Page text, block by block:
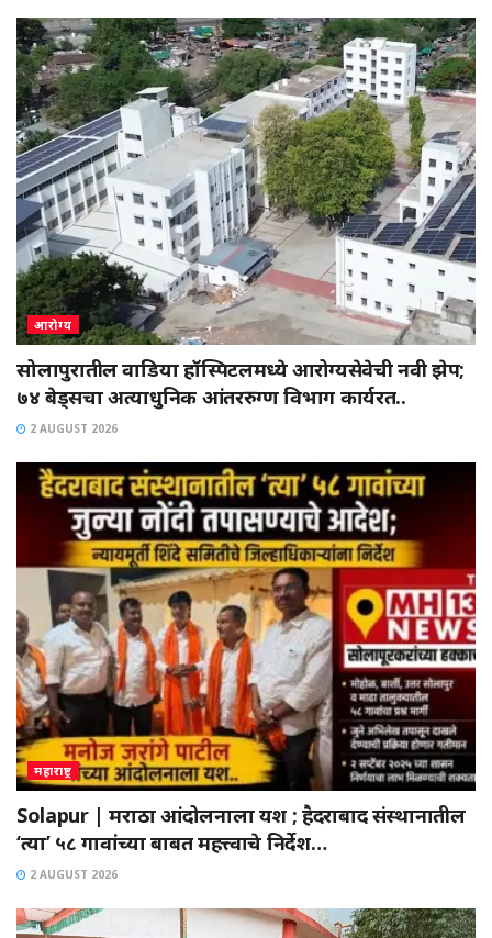
आरोग्य
सोलापुरातील वाडिया हॉस्पिटलमध्ये आरोग्यसेवेची नवी झेप;
७४ बेड्सचा अत्याधुनिक आंतररुग्ण विभाग कार्यरत..
2 AUGUST 2026
महाराष्ट्र
Solapur | मराठा आंदोलनाला यश ; हैदराबाद संस्थानातील
‘त्या’ ५८ गावांच्या बाबत महत्त्वाचे निर्देश…
2 AUGUST 2026